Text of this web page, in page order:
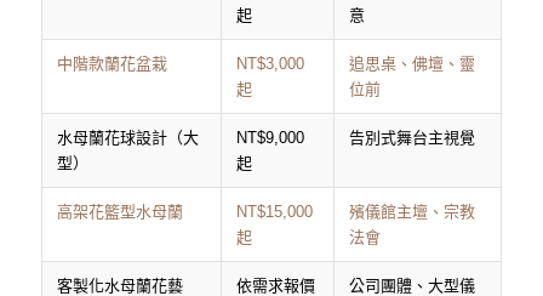
起
意
中階款蘭花盆栽
NT$3,000
起
追思桌、佛壇、靈
位前
水母蘭花球設計（大
型）
NT$9,000
起
告別式舞台主視覺
高架花籃型水母蘭
NT$15,000
起
殯儀館主壇、宗教
法會
客製化水母蘭花藝 依需求報價
公司團體、大型儀